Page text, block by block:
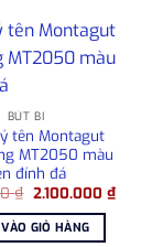
BÚT BI
tên Montagut
MT2050 màu
đính đá
₫ Giá
là:
2.300.000 ₫.
2.100.000 ₫Giá
GIỎ HÀNG